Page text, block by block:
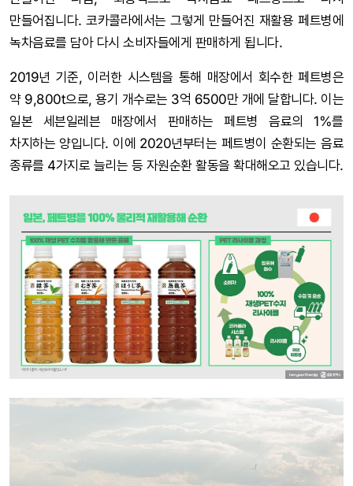
만들어집니다. 코카콜라에서는 그렇게 만들어진 재활용 페트병에
녹차음료를 담아 다시 소비자들에게 판매하게 됩니다.
2019년 기준, 이러한 시스템을 통해 매장에서 회수한 페트병은
약 9,800t으로, 용기 개수로는 3억 6500만 개에 달합니다. 이는
일본 세븐일레븐 매장에서 판매하는 페트병 음료의 1%를
차지하는 양입니다. 이에 2020년부터는 페트병이 순환되는 음료
종류를 4가지로 늘리는 등 자원순환 활동을 확대해오고 있습니다.